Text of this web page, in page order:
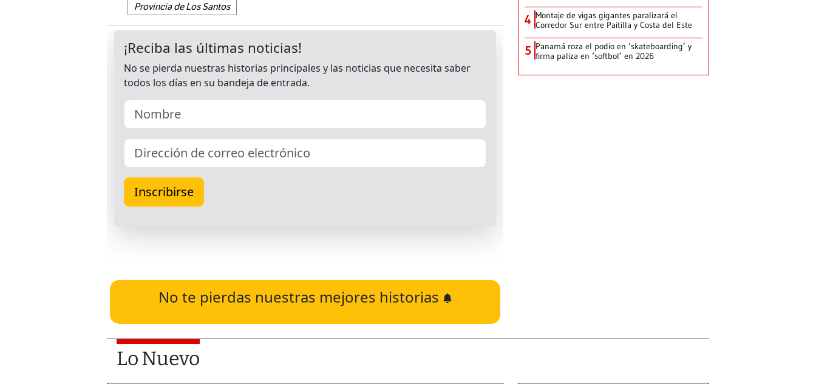
Provincia de Los Santos
No te pierdas nuestras mejores historias
4 Montaje de vigas gigantes paralizará el
Corredor Sur entre Paitilla y Costa del Este
5 Panamá roza el podio en ‘skateboarding’ y
firma paliza en ‘softbol’ en 2026
Lo Nuevo